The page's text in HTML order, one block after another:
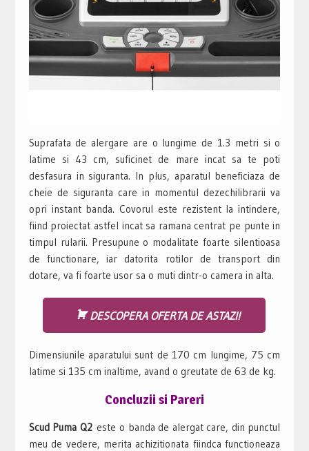
Suprafata de alergare are o lungime de 1.3 metri si o
latime si 43 cm, suficinet de mare incat sa te poti
desfasura in siguranta. In plus, aparatul beneficiaza de
cheie de siguranta care in momentul dezechilibrarii va
opri instant banda. Covorul este rezistent la intindere,
fiind proiectat astfel incat sa ramana centrat pe punte in
timpul rularii. Presupune o modalitate foarte silentioasa
de functionare, iar datorita rotilor de transport din
dotare, va fi foarte usor sa o muti dintr-o camera in alta.
DESCOPERA OFERTA DE ASTAZI!
Dimensiunile aparatului sunt de 170 cm lungime, 75 cm
latime si 135 cm inaltime, avand o greutate de 63 de kg.
Concluzii si Pareri
Scud Puma Q2 este o banda de alergat care, din punctul
meu de vedere, merita achizitionata fiindca functioneaza